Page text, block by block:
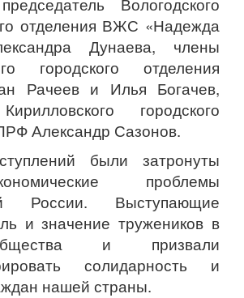
Вологодского
отделения ВЖС «Надежда
Дунаева, члены
городского отделения
Рачеев и Илья Богачев,
городского
Александр Сазонов.
были затронуты
проблемы
России. Выступающие
и значение тружеников в
и призвали
солидарность и
нашей страны.